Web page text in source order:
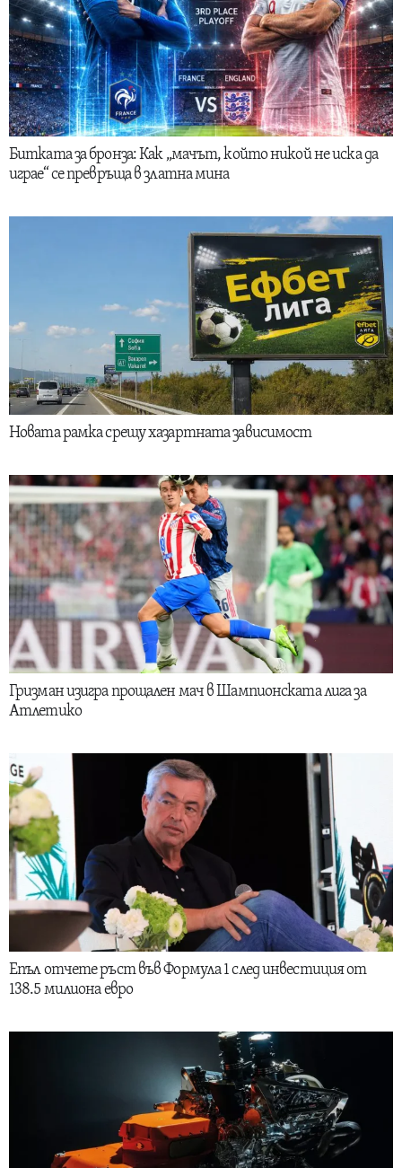
Битката за бронза: Как „мачът, който никой не иска да
играе“ се превръща в златна мина
Новата рамка срещу хазартната зависимост
Гризман изигра прощален мач в Шампионската лига за
Атлетико
Епъл отчете ръст във Формула 1 след инвестиция от
138.5 милиона евро